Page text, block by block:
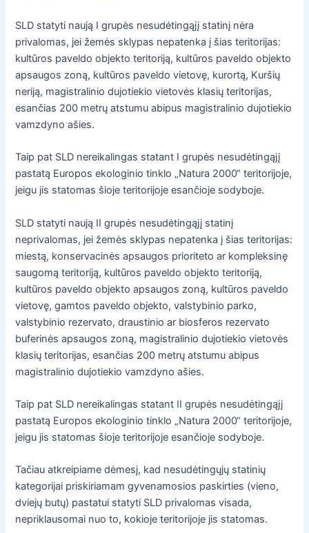
SLD statyti naują I grupės nesudėtingąjį statinį nėra
privalomas, jei žemės sklypas nepatenka į šias teritorijas:
kultūros paveldo objekto teritoriją, kultūros paveldo objekto
apsaugos zoną, kultūros paveldo vietovę, kurortą, Kuršių
neriją, magistralinio dujotiekio vietovės klasių teritorijas,
esančias 200 metrų atstumu abipus magistralinio dujotiekio
vamzdyno ašies.
Taip pat SLD nereikalingas statant I grupės nesudėtingąjį
pastatą Europos ekologinio tinklo „Natura 2000“ teritorijoje,
jeigu jis statomas šioje teritorijoje esančioje sodyboje.
SLD statyti naują II grupės nesudėtingąjį statinį
neprivalomas, jei žemės sklypas nepatenka į šias teritorijas:
miestą, konservacinės apsaugos prioriteto ar kompleksinę
saugomą teritoriją, kultūros paveldo objekto teritoriją,
kultūros paveldo objekto apsaugos zoną, kultūros paveldo
vietovę, gamtos paveldo objekto, valstybinio parko,
valstybinio rezervato, draustinio ar biosferos rezervato
buferinės apsaugos zoną, magistralinio dujotiekio vietovės
klasių teritorijas, esančias 200 metrų atstumu abipus
magistralinio dujotiekio vamzdyno ašies.
Taip pat SLD nereikalingas statant II grupės nesudėtingąjį
pastatą Europos ekologinio tinklo „Natura 2000“ teritorijoje,
jeigu jis statomas šioje teritorijoje esančioje sodyboje.
Tačiau atkreipiame dėmesį, kad nesudėtingųjų statinių
kategorijai priskiriamam gyvenamosios paskirties (vieno,
dviejų butų) pastatui statyti SLD privalomas visada,
nepriklausomai nuo to, kokioje teritorijoje jis statomas.